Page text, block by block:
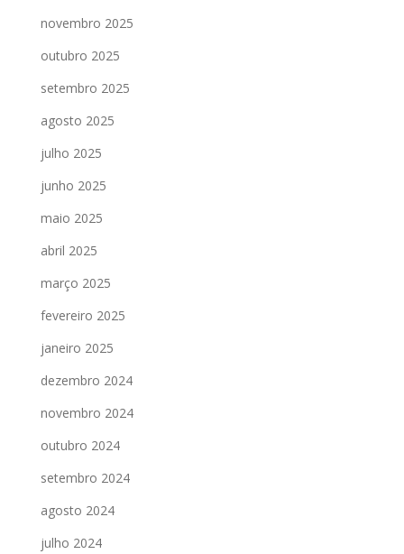
novembro 2025
outubro 2025
setembro 2025
agosto 2025
julho 2025
junho 2025
maio 2025
abril 2025
março 2025
fevereiro 2025
janeiro 2025
dezembro 2024
novembro 2024
outubro 2024
setembro 2024
agosto 2024
julho 2024